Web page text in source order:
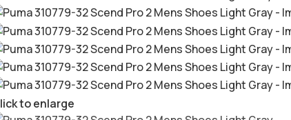
to enlarge